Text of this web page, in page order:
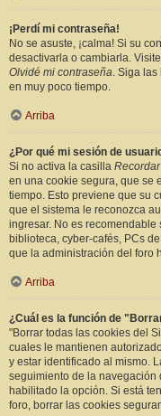
¡Perdí mi contraseña!
No se asuste, ¡calma! Si su
desactivarla o cambiarla.
Olvidé mi contraseña. Siga
en muy poco tiempo.
Arriba
¿Por qué mi sesión de
Si no activa la casilla Recordar
en una cookie segura, que se
tiempo. Esto previene que su
que el sistema le reconozca
ingresar. No es
biblioteca, cyber-cafés, PCs
que la administración del foro
Arriba
¿Cuál es la función de
"Borrar todas las cookies del
cuales le mantienen
y estar identificado al mismo.
seguimiento de la navegación
habilitado la opción. Si está
foro, borrar las cookies